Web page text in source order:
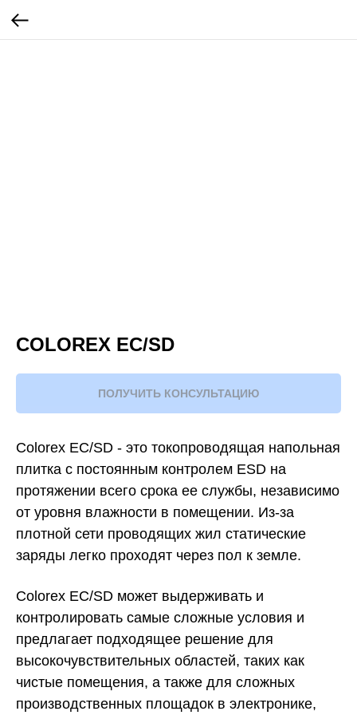
COLOREX EC/SD
ПОЛУЧИТЬ КОНСУЛЬТАЦИЮ
Colorex EC/SD - это токопроводящая напольная
плитка с постоянным контролем ESD на
протяжении всего срока ее службы, независимо
от уровня влажности в помещении. Из-за
плотной сети проводящих жил статические
заряды легко проходят через пол к земле.
Colorex EC/SD может выдерживать и
контролировать самые сложные условия и
предлагает подходящее решение для
высокочувствительных областей, таких как
чистые помещения, а также для сложных
производственных площадок в электронике,